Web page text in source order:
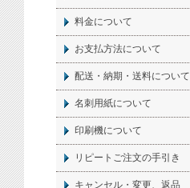
料金について
お支払方法について
配送・納期・送料について
名刺 用紙について
印刷機について
リピートご注文の手引き
キャンセル・変更、返品